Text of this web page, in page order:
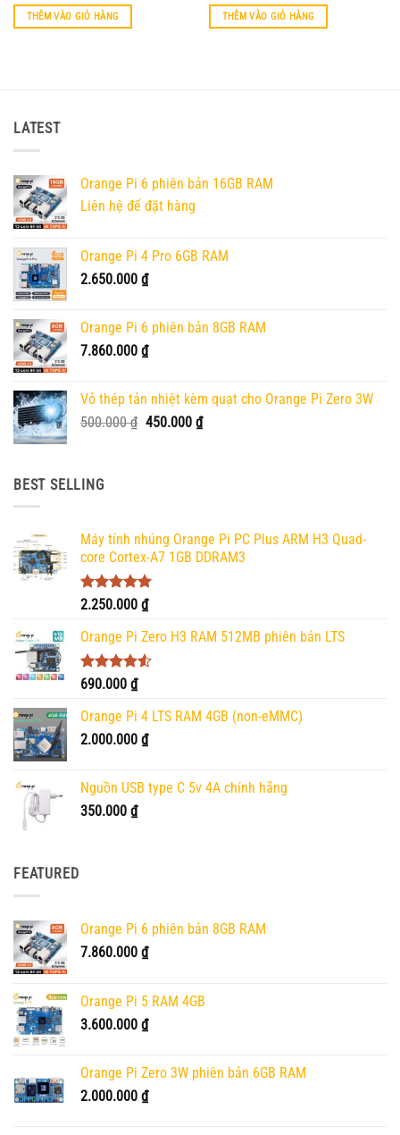
saoTHÊM VÀO GIỎ HÀNG
saoTHÊM VÀO GIỎ HÀNG
LATEST
Orange Pi 6 phiên bản 16GB RAM
Liên hệ để đặt hàng
Orange Pi 4 Pro 6GB RAM
2.650.000 ₫
Orange Pi 6 phiên bản 8GB RAM
7.860.000 ₫
Vỏ thép tản nhiệt kèm quạt cho Orange Pi Zero 3W
500.000₫ Giá
450.000 ₫Giá
BEST SELLING
Máy tính nhúng Orange Pi PC Plus ARM H3 Quad-
core Cortex-A7 1GB DDRAM3
Được xếp
5 sao
2.250.000 ₫
Orange Pi Zero H3 RAM 512MB phiên bản LTS
Được xếp
4.50
5 sao
690.000 ₫
Orange Pi 4 LTS RAM 4GB (non-eMMC)
2.000.000 ₫
Nguồn USB type C 5v 4A chính hãng
350.000 ₫
FEATURED
Orange Pi 6 phiên bản 8GB RAM
7.860.000 ₫
Orange Pi 5 RAM 4GB
3.600.000 ₫
Orange Pi Zero 3W phiên bản 6GB RAM
2.000.000 ₫